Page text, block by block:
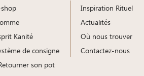
shop
Kanité
de consigne
son pot
Inspiration Rituel
Actualités
Où nous trouver
Contactez-nous